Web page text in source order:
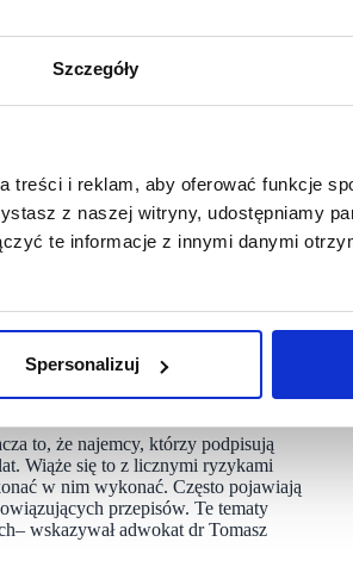
Szczegóły
i reklam, aby oferować funkcje
z naszej witryny, udostępniamy
te informacje z innymi danymi
Spersonalizuj
mnóstwo inwestycji w kierunku
w średnim horyzoncie. Rozmawiamy
to nie jest tylko jakiś hashtag
G8 S.A., Lancerto, członek zarządu
DOBRYCH PRAKTYK
między przedstawicielami firm
procesu inwestycyjnego,
inwestycji w istniejących centrach
finansowych. Rozmawialiśmy
Najmu według Najemców –
najemców i użytkowanych
to, że najemcy, którzy podpisują
Wiąże się to z licznymi ryzykami
w nim wykonać. Często pojawiają
przepisów. Te tematy
wskazywał adwokat dr Tomasz